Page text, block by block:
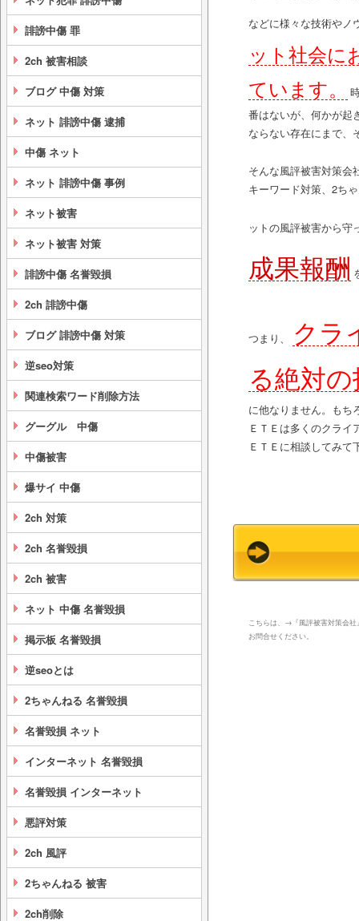
などに様々な技術やノ
ット社会に
ています。
番はないが、何かが起
ならない存在にまで、
そんな風評被害対策会
キーワード対策、2ち
ットの風評被害から守
成果報酬
つまり、
クラ
る絶対
に他なりません。もち
ＥＴＥは多くのクラ
ＥＴＥに相談してみて
こちらは、→『風評被害対策会
お問合せください。
誹謗中傷 罪
2ch 被害相談
ブログ 中傷 対策
ネット 誹謗中傷 逮捕
中傷 ネット
ネット 誹謗中傷 事例
ネット被害
ネット被害 対策
誹謗中傷 名誉毀損
2ch 誹謗中傷
ブログ 誹謗中傷 対策
逆seo対策
関連検索ワード削除方法
グーグル 中傷
中傷被害
爆サイ 中傷
2ch 対策
2ch 名誉毀損
2ch 被害
ネット 中傷 名誉毀損
掲示板 名誉毀損
逆seoとは
2ちゃんねる 名誉毀損
名誉毀損 ネット
インターネット 名誉毀損
名誉毀損 インターネット
悪評対策
2ch 風評
2ちゃんねる 被害
2ch削除